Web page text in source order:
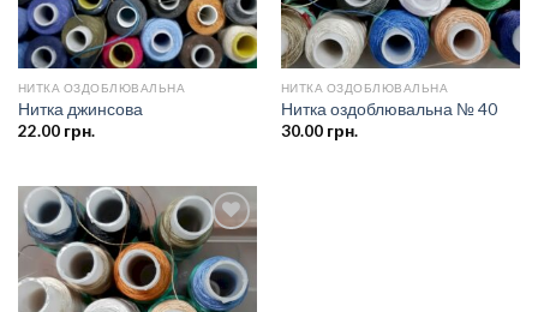
НИТКА ОЗДОБЛЮВАЛЬНА
Нитка джинсова
22.00грн.
НИТКА ОЗДОБЛЮВАЛЬНА
Нитка оздоблювальна № 40
30.00грн.
Додати
до
списку
бажань